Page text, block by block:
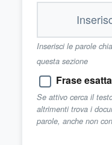
Inserisci le parole
questa sezione
Frase esatta
Se attivo cerca il
altrimenti trova i
parole, anche non